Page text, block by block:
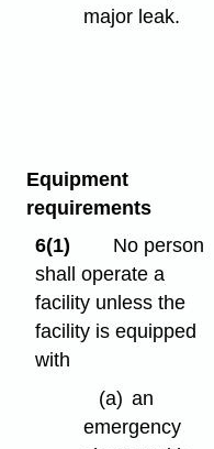
major leak.
Equipment
requirements
6(1)
No person
shall operate a
facility unless the
facility is equipped
with
(a) an
emergency